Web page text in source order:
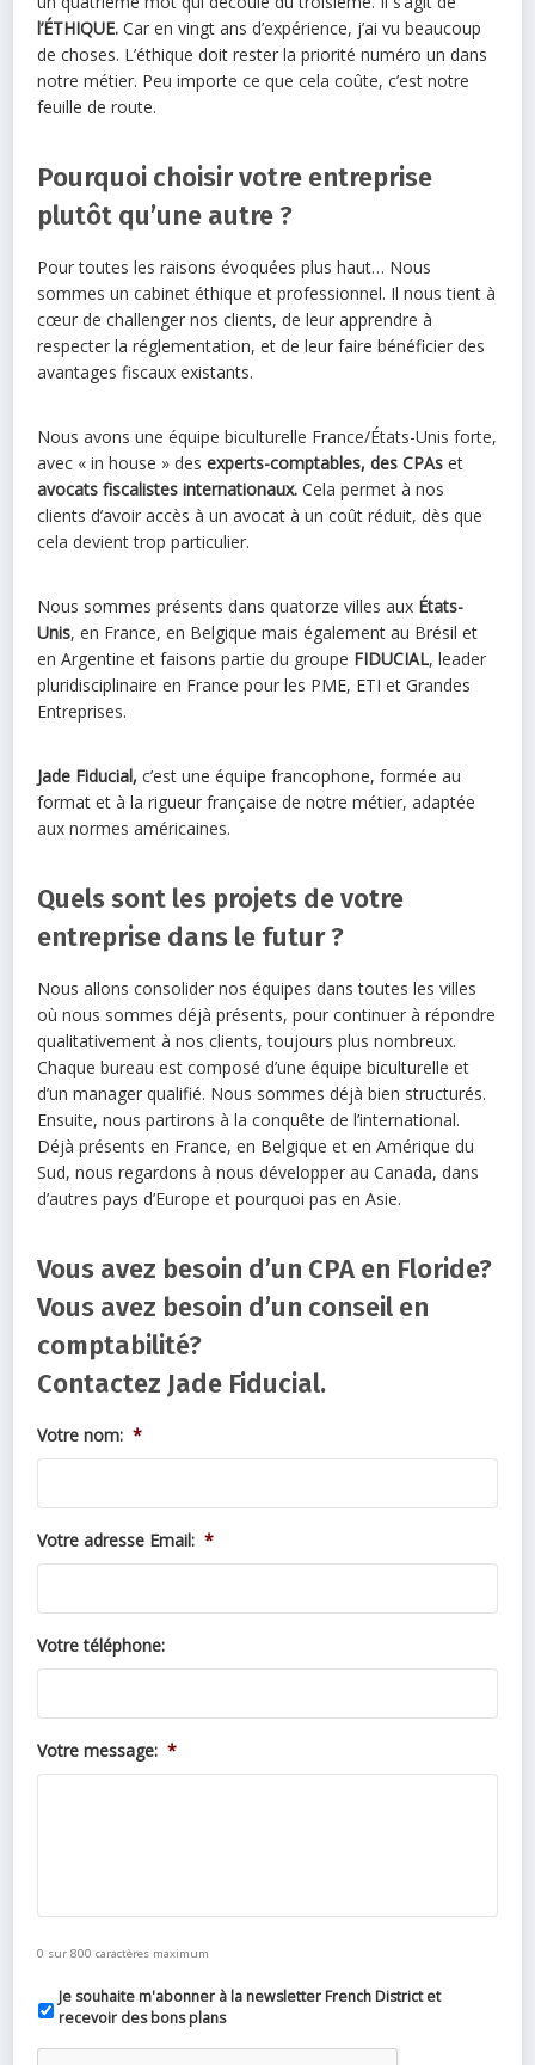
l’ÉTHIQUE. Car en vingt ans d’expérience, j’ai vu beaucoup
de choses. L’éthique doit rester la priorité numéro un dans
notre métier. Peu importe ce que cela coûte, c’est notre
feuille de route.
Pourquoi choisir votre entreprise
plutôt qu’une autre ?
Pour toutes les raisons évoquées plus haut… Nous
sommes un cabinet éthique et professionnel. Il nous tient à
cœur de challenger nos clients, de leur apprendre à
respecter la réglementation, et de leur faire bénéficier des
avantages fiscaux existants.
Nous avons une équipe biculturelle France/États-Unis forte,
avec « in house » desexperts-comptables, des CPAs et
avocats fiscalistes internationaux. Cela permet à nos
clients d’avoir accès à un avocat à un coût réduit, dès que
cela devient trop particulier.
Nous sommes présents dans quatorze villes aux États-
Unis, en France, en Belgique mais également au Brésil et
en Argentine et faisons partie du groupe FIDUCIAL, leader
pluridisciplinaire en France pour les PME, ETI et Grandes
Entreprises.
Jade Fiducial, c’est une équipe francophone, formée au
format et à la rigueur française de notre métier, adaptée
aux normes américaines.
Quels sont les projets de votre
entreprise dans le futur ?
Nous allons consolider nos équipes dans toutes les villes
où nous sommes déjà présents, pour continuer à répondre
qualitativement à nos clients, toujours plus nombreux.
Chaque bureau est composé d’une équipe biculturelle et
d’un manager qualifié. Nous sommes déjà bien structurés.
Ensuite, nous partirons à la conquête de l’international.
Déjà présents en France, en Belgique et en Amérique du
Sud, nous regardons à nous développer au Canada, dans
d’autres pays d’Europe et pourquoi pas en Asie.
Vous avez besoin d’un CPA en Floride?
Vous avez besoin d’un conseil en
comptabilité?
Contactez Jade Fiducial.
Votre nom: *
Votre adresse Email: *
Votre téléphone:
Votre message: *
0 sur 800 caractères maximum
Je souhaite m'abonner à la newsletter French District et
recevoir des bons plans